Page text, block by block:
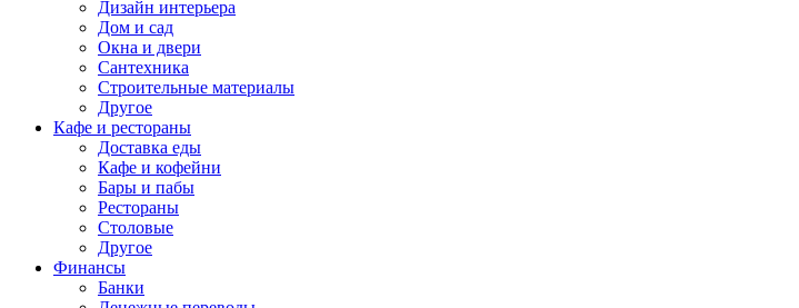
Дизайн интерьера
Дом и сад
Окна и двери
Сантехника
Строительные материалы
Другое
Кафе и рестораны
Доставка еды
Кафе и кофейни
Бары и пабы
Рестораны
Столовые
Другое
Финансы
Банки